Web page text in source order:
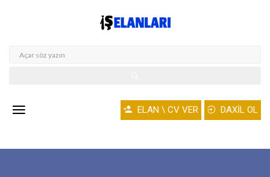
ELAN \ CV VER DAXİL OL